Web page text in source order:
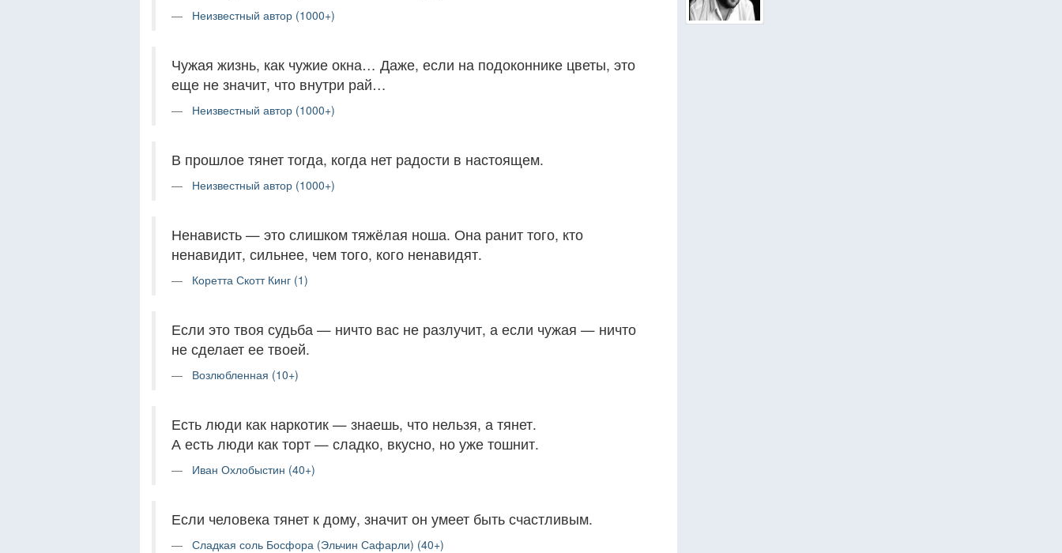
Неизвестный автор (1000+)
Чужая жизнь, как чужие окна… Даже, если на подоконнике цветы, это
еще не значит, что внутри рай…
Неизвестный автор (1000+)
В прошлое тянет тогда, когда нет радости в настоящем.
Неизвестный автор (1000+)
Ненависть — это слишком тяжёлая ноша. Она ранит того, кто
ненавидит, сильнее, чем того, кого ненавидят.
Коретта Скотт Кинг (1)
Если это твоя судьба — ничто вас не разлучит, а если чужая — ничто
не сделает ее твоей.
Возлюбленная (10+)
Есть люди как наркотик — знаешь, что нельзя, а тянет.
А есть люди как торт — сладко, вкусно, но уже тошнит.
Иван Охлобыстин (40+)
Если человека тянет к дому, значит он умеет быть счастливым.
Сладкая соль Босфора (Эльчин Сафарли) (40+)